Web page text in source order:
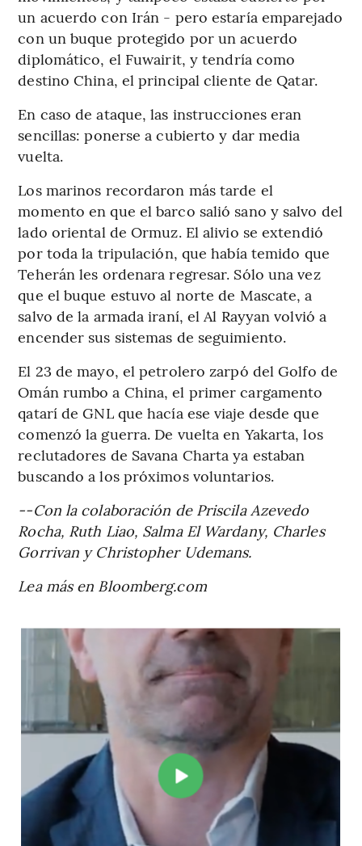
un acuerdo con Irán - pero estaría emparejado
con un buque protegido por un acuerdo
diplomático, el Fuwairit, y tendría como
destino China, el principal cliente de Qatar.
En caso de ataque, las instrucciones eran
sencillas: ponerse a cubierto y dar media
vuelta.
Los marinos recordaron más tarde el
momento en que el barco salió sano y salvo del
lado oriental de Ormuz. El alivio se extendió
por toda la tripulación, que había temido que
Teherán les ordenara regresar. Sólo una vez
que el buque estuvo al norte de Mascate, a
salvo de la armada iraní, el Al Rayyan volvió a
encender sus sistemas de seguimiento.
El 23 de mayo, el petrolero zarpó del Golfo de
Omán rumbo a China, el primer cargamento
qatarí de GNL que hacía ese viaje desde que
comenzó la guerra. De vuelta en Yakarta, los
reclutadores de Savana Charta ya estaban
buscando a los próximos voluntarios.
--Con la colaboración de Priscila Azevedo
Rocha, Ruth Liao, Salma El Wardany, Charles
Gorrivan y Christopher Udemans.
Lea más en Bloomberg.com